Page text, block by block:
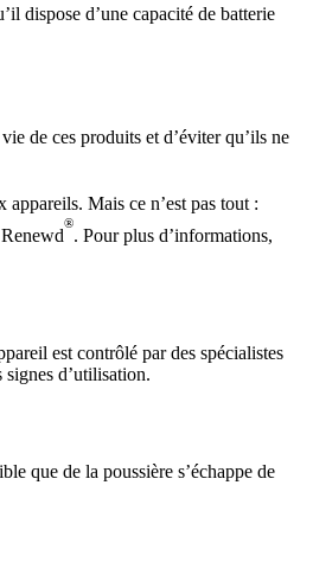
dispose d’une capacité de batterie
de ces produits et d’éviter qu’ils ne
Mais ce n’est pas tout :
®
. Pour plus d’informations,
est contrôlé par des spécialistes
d’utilisation.
que de la poussière s’échappe de